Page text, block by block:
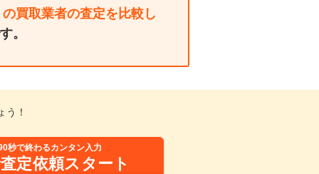
の買取業者の査定を比較し
。
う！
秒で終わるカンタン入力
定依頼スタート